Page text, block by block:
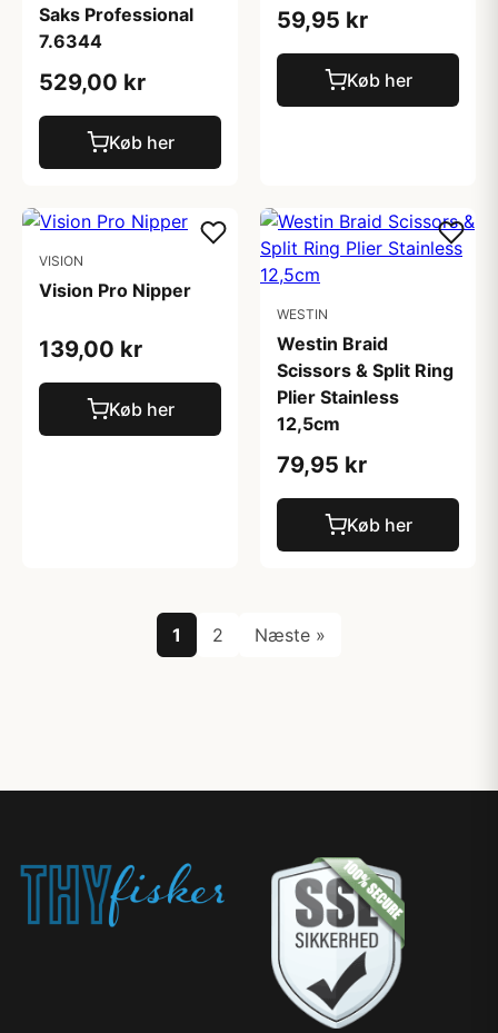
Saks Professional
7.6344
529,00 kr
Køb her
59,95 kr
Køb her
VISION
Vision Pro Nipper
139,00 kr
Køb her
WESTIN
Westin Braid
Scissors & Split Ring
Plier Stainless
12,5cm
79,95 kr
Køb her
1 2 Næste »